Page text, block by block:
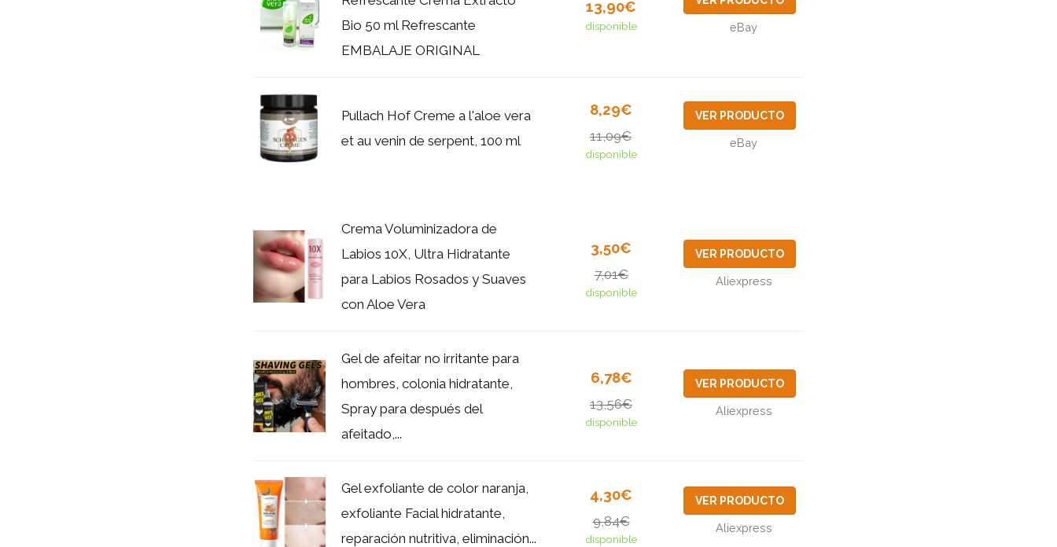
Bio 50 ml Refrescante
EMBALAJE ORIGINAL
13,90€
disponible eBay
Pullach Hof Creme a l'aloe vera
et au venin de serpent, 100 ml
8,29€
11,09€
disponible
VER PRODUCTO
eBay
Crema Voluminizadora de
Labios 10X, Ultra Hidratante
para Labios Rosados y Suaves
con Aloe Vera
3,50€
7,01€
disponible
VER PRODUCTO
Aliexpress
Gel de afeitar no irritante para
hombres, colonia hidratante,
Spray para después del
afeitado,...
6,78€
13,56€
disponible
VER PRODUCTO
Aliexpress
Gel exfoliante de color naranja,
exfoliante Facial hidratante,
reparación nutritiva, eliminación...
4,30€
9,84€
disponible
VER PRODUCTO
Aliexpress